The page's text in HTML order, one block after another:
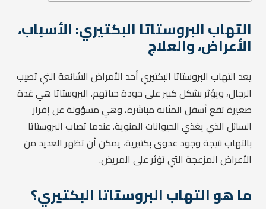
التهاب البروستاتا البكتيري: الأسباب،
الأعراض، والعلاج
يعد التهاب البروستاتا البكتيري أحد الأمراض الشائعة التي تصيب
الرجال، ويؤثر بشكل كبير على جودة حياتهم. البروستاتا هي غدة
صغيرة تقع أسفل المثانة مباشرة، وهي مسؤولة عن إفراز
السائل الذي يغذي الحيوانات المنوية. عندما تصاب البروستاتا
بالتهاب نتيجة وجود عدوى بكتيرية، يمكن أن تظهر العديد من
الأعراض المزعجة التي تؤثر على المريض.
ما هو التهاب البروستاتا البكتيري؟